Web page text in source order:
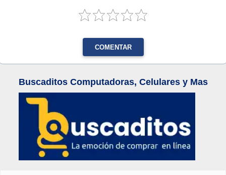
COMENTAR
Buscaditos Computadoras, Celulares y Mas